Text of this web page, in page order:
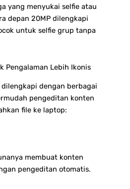
yang menyukai selfie atau
depan 20MP dilengkapi
untuk selfie grup tanpa
Pengalaman Lebih Ikonis
dilengkapi dengan berbagai
pengeditan konten
file ke laptop:
membuat konten
pengeditan otomatis.